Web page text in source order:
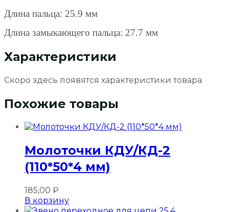
Длина пальца: 25.9 мм
Длина замыкающего пальца: 27.7 мм
Характеристики
Скоро здесь появятся характеристики товара
Похожие товары
Молоточки КДУ/КД-2
(110*50*4 мм)
185,00 ₽
В корзину